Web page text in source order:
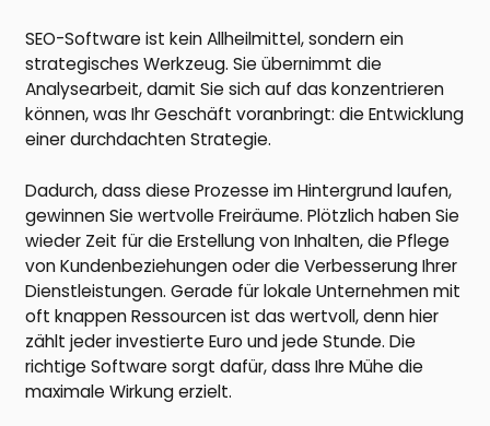
SEO-Software ist kein Allheilmittel, sondern ein
strategisches Werkzeug. Sie übernimmt die
Analysearbeit, damit Sie sich auf das konzentrieren
können, was Ihr Geschäft voranbringt: die Entwicklung
einer durchdachten Strategie.
Dadurch, dass diese Prozesse im Hintergrund laufen,
gewinnen Sie wertvolle Freiräume. Plötzlich haben Sie
wieder Zeit für die Erstellung von Inhalten, die Pflege
von Kundenbeziehungen oder die Verbesserung Ihrer
Dienstleistungen. Gerade für lokale Unternehmen mit
oft knappen Ressourcen ist das wertvoll, denn hier
zählt jeder investierte Euro und jede Stunde. Die
richtige Software sorgt dafür, dass Ihre Mühe die
maximale Wirkung erzielt.